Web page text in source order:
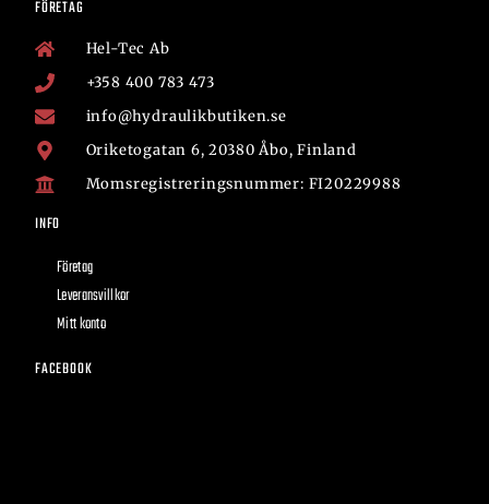
FÖRETAG
Hel-Tec Ab
+358 400 783 473
info@hydraulikbutiken.se
Oriketogatan 6, 20380 Åbo, Finland
Momsregistreringsnummer: FI20229988
INFO
Företag
Leveransvillkor
Mitt konto
FACEBOOK